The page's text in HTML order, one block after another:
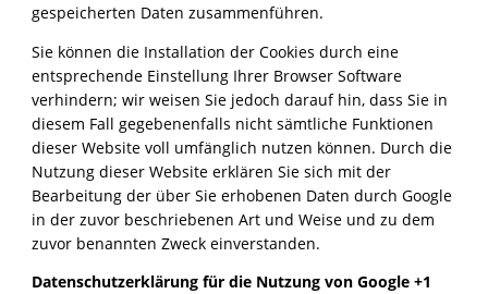
gespeicherten Daten zusammenführen.
Sie können die Installation der Cookies durch eine
entsprechende Einstellung Ihrer Browser Software
verhindern; wir weisen Sie jedoch darauf hin, dass Sie in
diesem Fall gegebenenfalls nicht sämtliche Funktionen
dieser Website voll umfänglich nutzen können. Durch die
Nutzung dieser Website erklären Sie sich mit der
Bearbeitung der über Sie erhobenen Daten durch Google
in der zuvor beschriebenen Art und Weise und zu dem
zuvor benannten Zweck einverstanden.
Datenschutzerklärung für die Nutzung von Google +1